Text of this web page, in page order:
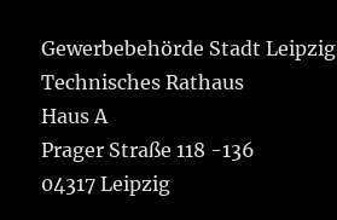
Gewerbebehörde Stadt Leipzig
Technisches Rathaus
Haus A
Prager Straße 118 -136
04317 Leipzig